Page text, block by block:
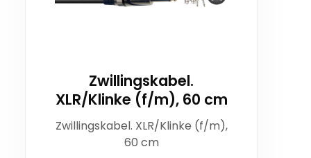
Zwillingskabel.
XLR/Klinke (f/m), 60 cm
Zwillingskabel. XLR/Klinke (f/m),
60 cm